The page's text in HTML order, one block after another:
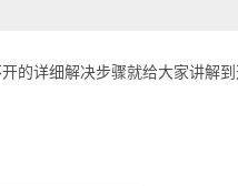
的详细解决步骤就给大家讲解